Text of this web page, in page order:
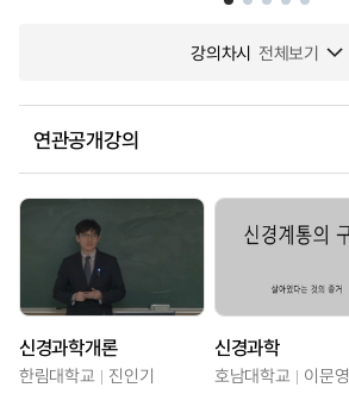
강의차시 전체보기
연관공개강의
신경과학개론
한림대학교 진인기
신경과학
호남대학교 이문영